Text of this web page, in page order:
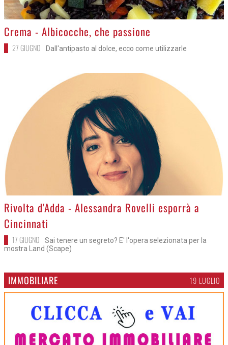
>
Crema - Albicocche, che passione
27 GIUGNO Dall'antipasto al dolce, ecco come utilizzarle
>
Rivolta d'Adda - Alessandra Rovelli esporrà a
Cincinnati
17 GIUGNO
Sai tenere un segreto? E' l'opera selezionata per la
mostra Land (Scape)
IMMOBILIARE 19 LUGLIO